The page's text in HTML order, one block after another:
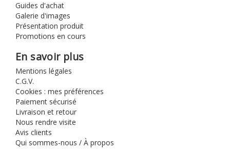
Guides d'achat
Galerie d'images
Présentation produit
Promotions en cours
En savoir plus
Mentions légales
C.G.V.
Cookies : mes préférences
Paiement sécurisé
Livraison et retour
Nous rendre visite
Avis clients
Qui sommes-nous / À propos